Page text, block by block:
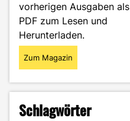
mit
der
Midjourney
KI"
vorherigen Ausgaben als
PDF zum Lesen und
Herunterladen.
Zum Magazin
Schlagwörter